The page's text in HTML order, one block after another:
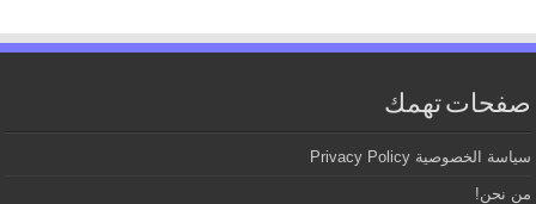
صفحات تهمك
سياسة الخصوصية Privacy Policy
من نحن!